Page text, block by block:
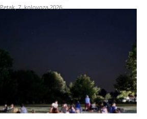
Petak, 7. kolovoza 2026.